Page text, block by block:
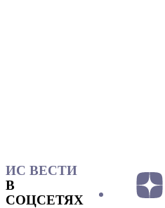
ИС ВЕСТИ
В
СОЦСЕТЯХ